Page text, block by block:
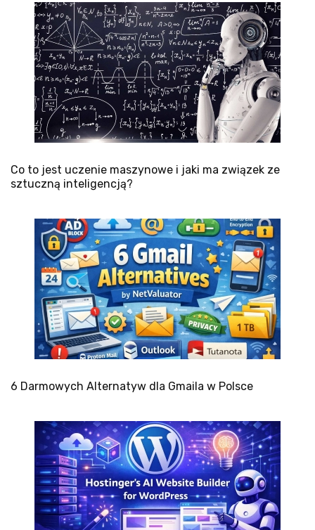
Co to jest uczenie maszynowe i jaki ma związek ze
sztuczną inteligencją?
6 Darmowych Alternatyw dla Gmaila w Polsce